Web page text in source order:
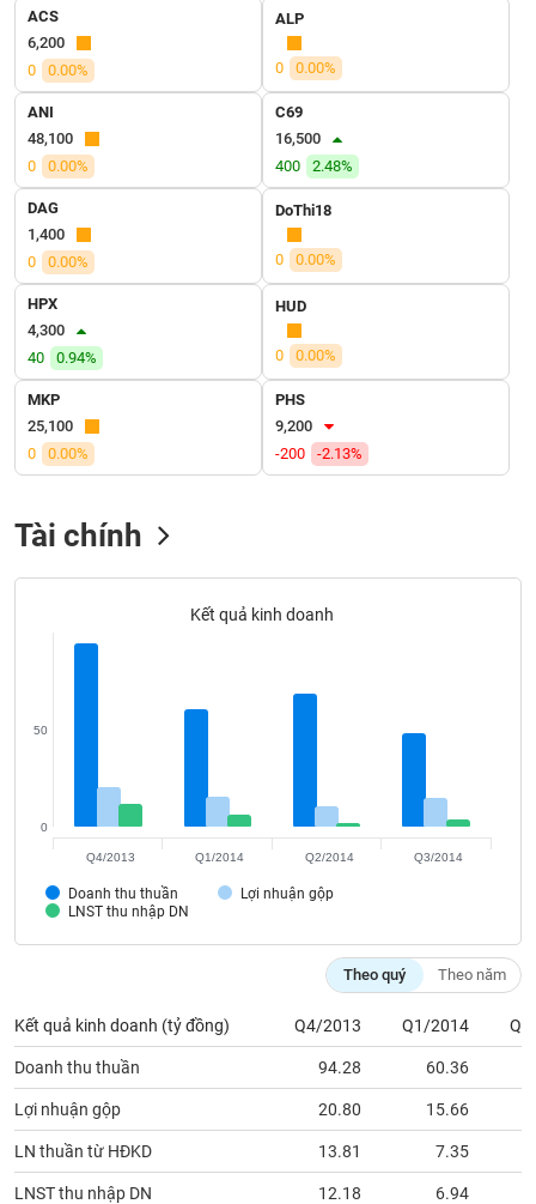
ACS
6,200
0
0.00%
ALP
0 0.00%
ANI
48,100
0
0.00%
C69
16,500
400
2.48%
DAG
1,400
0
0.00%
DoThi18
0 0.00%
HPX
4,300
40
0.94%
HUD
0 0.00%
MKP
25,100
0
0.00%
PHS
9,200
-200
-2.13%
Tài chính
Kết quả kinh doanh
Doanh thu thuần
Lợi nhuận gộp
LNST thu nhập DN
0
50
Q4/2013 Q1/2014 Q2/2014 Q3/2014
Theo quý Theo năm
Kết quả kinh doanh (tỷ đồng) Q4/2013 Q1/2014
Doanh thu thuần 94.28 60.36
Lợi nhuận gộp 20.80 15.66
LN thuần từ HĐKD 13.81 7.35
LNST thu nhập DN 12.18 6.94
SỨC
KHỎE
TÀI
CHÍNH
CÔNG
NGHỆ
THÔNG
TIN
DỊCH
VỤ
ĐỘNG
SẢN
khoán
(-)
Lãnh
đạo
(-)